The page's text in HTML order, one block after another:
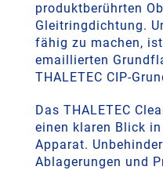
produktberührten
Gleitringdichtung.
fähig zu machen,
emaillierten
THALETEC CIP-
Das THALETEC
einen klaren Blick
Apparat.
Ablagerungen und